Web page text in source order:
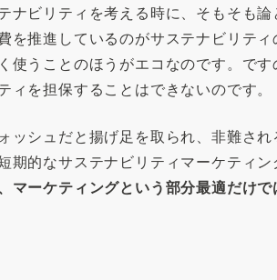
ナビリティを考える時に、そもそも
を推進しているのがサステナビリテ
使うことのほうがエコなのです。で
を担保することはできないのです。
ッシュだと揚げ足を取られ、非難さ
期的なサステナビリティマーケティ
マーケティングという部分最適だけ